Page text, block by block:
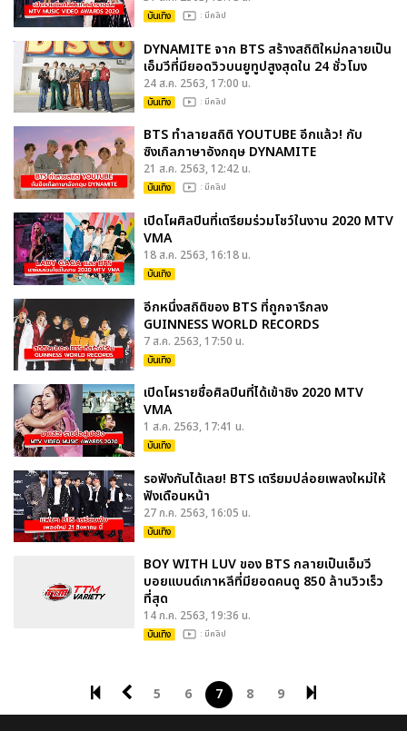
บันเทิง : มีคลิป
DYNAMITE จาก BTS สร้างสถิติใหม่กลายเป็น
เอ็มวีที่มียอดวิวบนยูทูปสูงสุดใน 24 ชั่วโมง
24 ส.ค. 2563, 17:00 น.
บันเทิง : มีคลิป
BTS ทำลายสถิติ YOUTUBE อีกแล้ว! กับ
ซิงเกิลภาษาอังกฤษ DYNAMITE
21 ส.ค. 2563, 12:42 น.
บันเทิง : มีคลิป
เปิดโผศิลปินที่เตรียมร่วมโชว์ในงาน 2020 MTV
VMA
18 ส.ค. 2563, 16:18 น.
บันเทิง
อีกหนึ่งสถิติของ BTS ที่ถูกจารึกลง
GUINNESS WORLD RECORDS
7 ส.ค. 2563, 17:50 น.
บันเทิง
เปิดโผรายชื่อศิลปินที่ได้เข้าชิง 2020 MTV
VMA
1 ส.ค. 2563, 17:41 น.
บันเทิง
รอฟังกันได้เลย! BTS เตรียมปล่อยเพลงใหม่ให้
ฟังเดือนหน้า
27 ก.ค. 2563, 16:05 น.
บันเทิง
BOY WITH LUV ของ BTS กลายเป็นเอ็มวี
บอยแบนด์เกาหลีที่มียอดคนดู 850 ล้านวิวเร็ว
ที่สุด
14 ก.ค. 2563, 19:36 น.
บันเทิง : มีคลิป
5 6 7 8 9